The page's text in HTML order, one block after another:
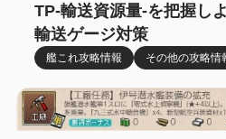
TP-輸送資源量-を把握し
輸送ゲージ対策
艦これ攻略情報 その他の攻略情